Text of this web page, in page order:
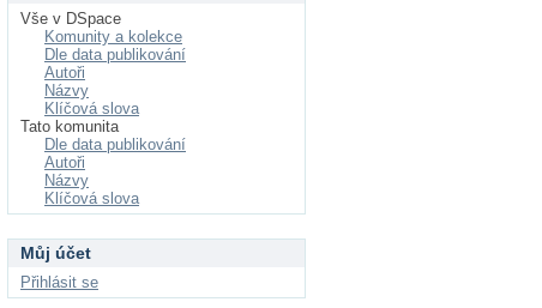
Vše v DSpace
Komunity a kolekce
Dle data publikování
Autoři
Názvy
Klíčová slova
Tato komunita
Dle data publikování
Autoři
Názvy
Klíčová slova
Můj účet
Přihlásit se